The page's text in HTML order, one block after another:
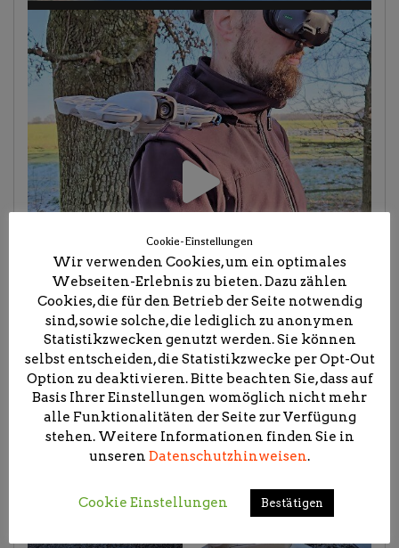
Cookie-Einstellungen
Wir verwenden Cookies, um ein optimales
Webseiten-Erlebnis zu bieten. Dazu zählen
Cookies, die für den Betrieb der Seite notwendig
sind, sowie solche, die lediglich zu anonymen
Statistikzwecken genutzt werden. Sie können
selbst entscheiden, die Statistikzwecke per Opt-Out
Option zu deaktivieren. Bitte beachten Sie, dass auf
Basis Ihrer Einstellungen womöglich nicht mehr
alle Funktionalitäten der Seite zur Verfügung
stehen. Weitere Informationen finden Sie in
unseren Datenschutzhinweisen.
Cookie Einstellungen Bestätigen